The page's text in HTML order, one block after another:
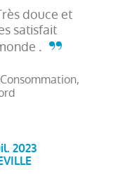
douce et
satisfait
.
2023